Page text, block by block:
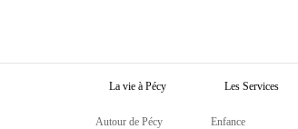
La vie à Pécy
Autour de Pécy
Les Services
Enfance